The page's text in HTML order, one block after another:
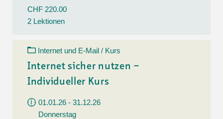
CHF 220.00
2 Lektionen
Internet und E-Mail / Kurs
Internet sicher nutzen –
Individueller Kurs
01.01.26 - 31.12.26
Donnerstag